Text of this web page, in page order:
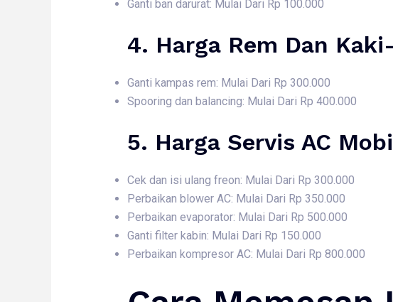
Ganti ban darurat: Mulai Dari Rp 100.000
4. Harga Rem Dan
Ganti kampas rem: Mulai Dari Rp 300.000
Spooring dan balancing: Mulai Dari Rp 400.000
5. Harga Servis AC
Cek dan isi ulang freon: Mulai Dari Rp 300.000
Perbaikan blower AC: Mulai Dari Rp 350.000
Perbaikan evaporator: Mulai Dari Rp 500.000
Ganti filter kabin: Mulai Dari Rp 150.000
Perbaikan kompresor AC: Mulai Dari Rp 800.000